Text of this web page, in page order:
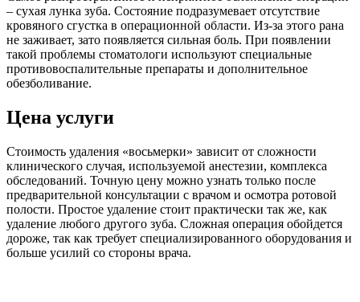
– сухая лунка зуба. Состояние подразумевает отсутствие
кровяного сгустка в операционной области. Из-за этого рана
не заживает, зато появляется сильная боль. При появлении
такой проблемы стоматологи используют специальные
противовоспалительные препараты и дополнительное
обезболивание.
Цена услуги
Стоимость удаления «восьмерки» зависит от сложности
клинического случая, используемой анестезии, комплекса
обследований. Точную цену можно узнать только после
предварительной консультации с врачом и осмотра ротовой
полости. Простое удаление стоит практически так же, как
удаление любого другого зуба. Сложная операция обойдется
дороже, так как требует специализированного оборудования и
больше усилий со стороны врача.